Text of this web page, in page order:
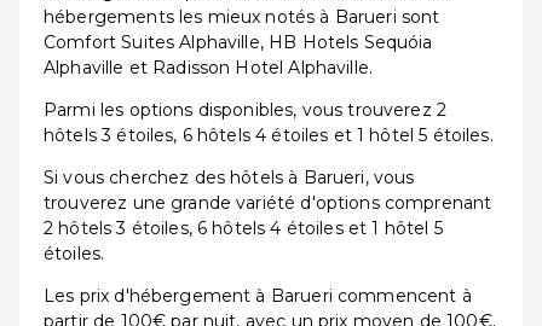
hébergements les mieux notés à Barueri sont
Comfort Suites Alphaville, HB Hotels Sequóia
Alphaville et Radisson Hotel Alphaville.
Parmi les options disponibles, vous trouverez 2
hôtels 3 étoiles, 6 hôtels 4 étoiles et 1 hôtel 5 étoiles.
Si vous cherchez des hôtels à Barueri, vous
trouverez une grande variété d'options comprenant
2 hôtels 3 étoiles, 6 hôtels 4 étoiles et 1 hôtel 5
étoiles.
Les prix d'hébergement à Barueri commencent à
partir de 100€ par nuit, avec un prix moyen de 100€.